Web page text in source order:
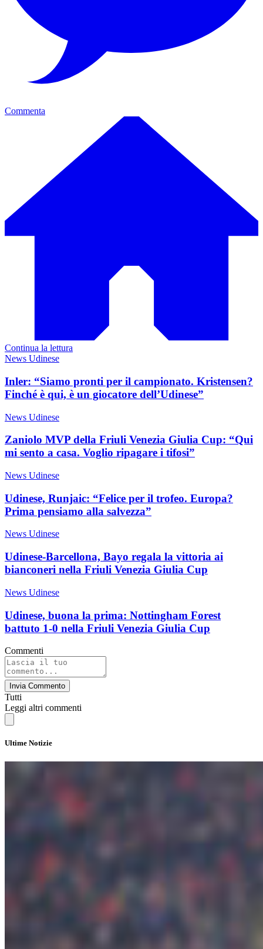
Commenta
Continua la lettura
News Udinese
Inler: “Siamo pronti per il campionato. Kristensen?
Finché è qui, è un giocatore dell’Udinese”
News Udinese
Zaniolo MVP della Friuli Venezia Giulia Cup: “Qui
mi sento a casa. Voglio ripagare i tifosi”
News Udinese
Udinese, Runjaic: “Felice per il trofeo. Europa?
Prima pensiamo alla salvezza”
News Udinese
Udinese-Barcellona, Bayo regala la vittoria ai
bianconeri nella Friuli Venezia Giulia Cup
News Udinese
Udinese, buona la prima: Nottingham Forest
battuto 1-0 nella Friuli Venezia Giulia Cup
Commenti
Invia Commento
Tutti
Leggi altri commenti
Ultime Notizie